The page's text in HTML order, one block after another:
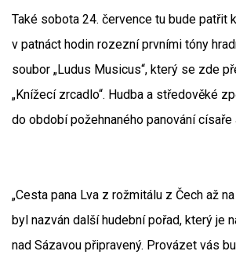
Také sobota 24. července tu bude patřit
v patnáct hodin rozezní prvními tóny
soubor „Ludus Musicus“, který se zde
„Knížecí zrcadlo“. Hudba a středověké
do období požehnaného panování císaře
„Cesta pana Lva z rožmitálu z Čech až
byl nazván další hudební pořad, který je
nad Sázavou připravený. Provázet vás